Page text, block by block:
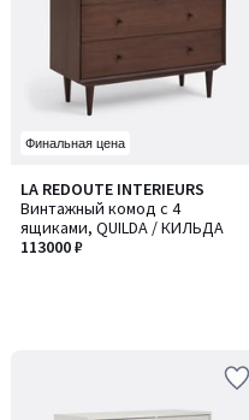
Финальная цена
LA REDOUTE INTERIEURS
Винтажный комод с 4
ящиками, QUILDA / КИЛЬДА
113000 ₽